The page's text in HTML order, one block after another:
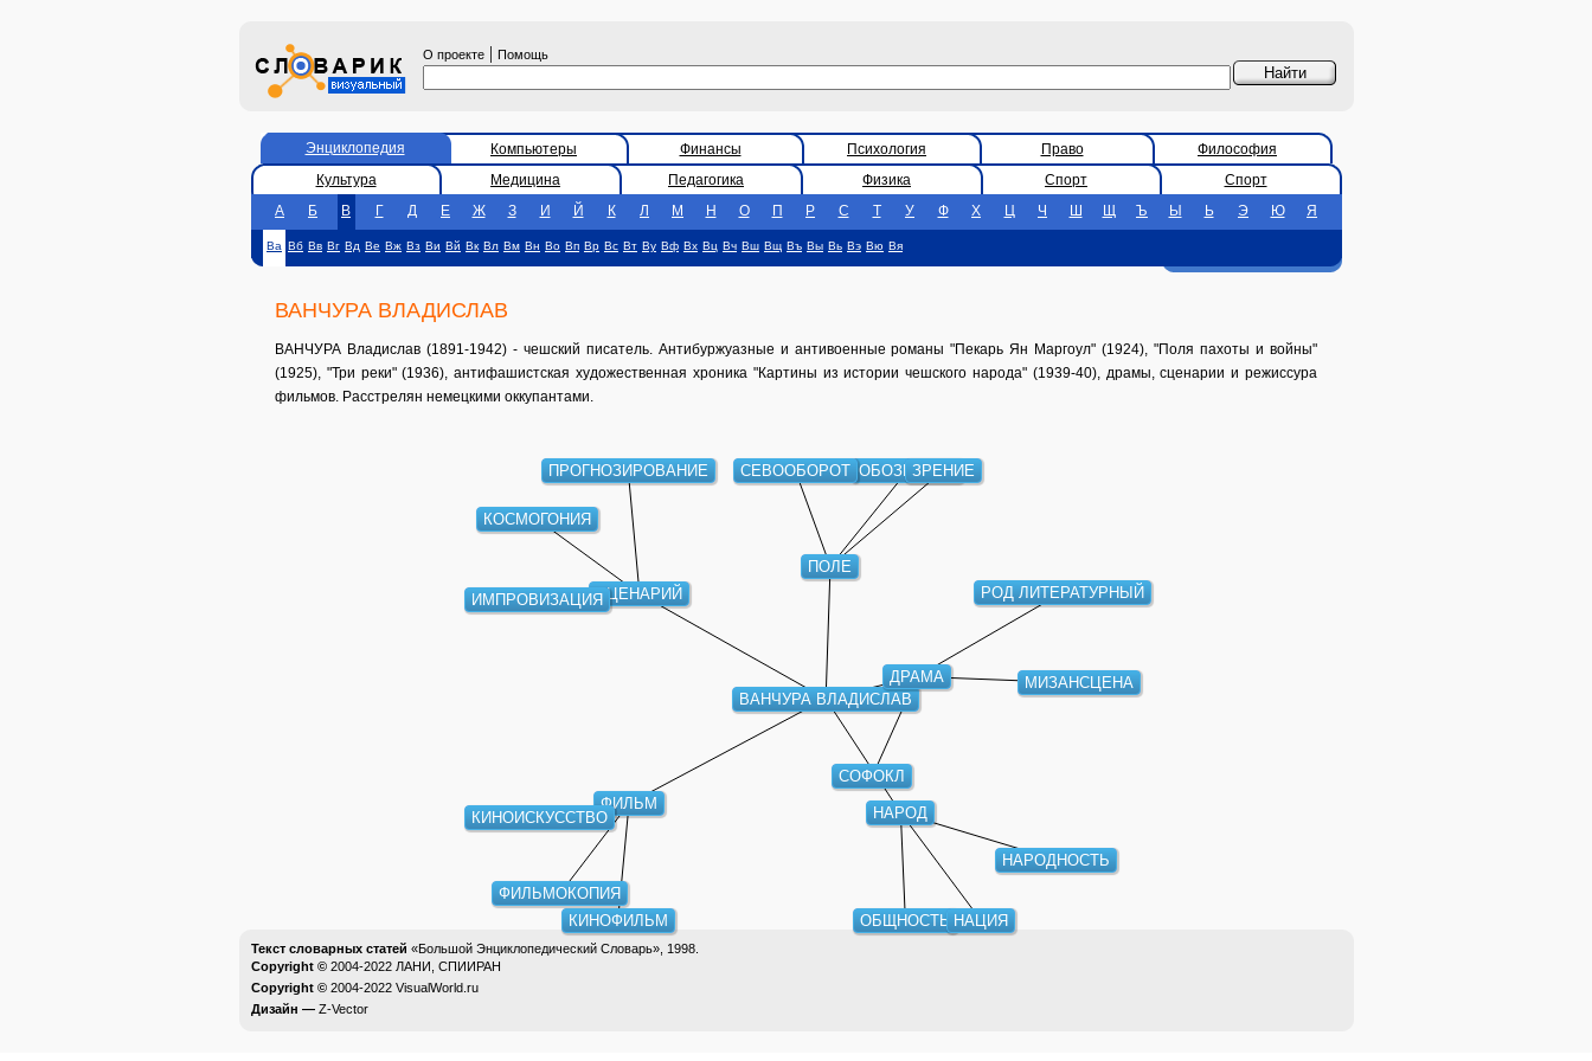
О проекте | Помощь
Энциклопедия Компьютеры Финансы Психология Право
Философия
Культура
Медицина Педагогика Физика Спорт
Спорт
А
Б В Г Д Е Ж З И Й К Л М Н О П Р С Т У Ф Х Ц Ч Ш Щ Ъ Ы Ь Э Ю Я
Ва Вб Вв Вг Вд Ве Вж Вз Ви Вй Вк Вл Вм Вн Во Вп Вр Вс Вт Ву Вф Вх Вц Вч Вш Вщ Въ Вы Вь Вэ Вю Вя
ВАНЧУРА ВЛАДИСЛАВ
ВАНЧУРА Владислав (1891-1942) - чешский писатель. Антибуржуазные и антивоенные романы "Пекарь Ян Маргоул" (1924), "Поля пахоты и войны"
(1925), "Три реки" (1936), антифашистская художественная хроника "Картины из истории чешского народа" (1939-40), драмы, сценарии и режиссура
фильмов. Расстрелян немецкими оккупантами.
ВАНЧУРА ВЛАДИСЛАВ
СЦЕНАРИЙ
ПОЛЕ
ДРАМА
ФИЛЬМ
НАРОД
ИМПРОВИЗАЦИЯ
КОСМОГОНИЯ
ПРОГНОЗИРОВАНИЕ ОБОЗРЕНИЕ
СЕВООБОРОТ ЗРЕНИЕ
МИЗАНСЦЕНА
РОД ЛИТЕРАТУРНЫЙ
СОФОКЛ
ФИЛЬМОКОПИЯ
КИНОИСКУССТВО
КИНОФИЛЬМ ОБЩНОСТЬ
НАРОДНОСТЬ
НАЦИЯ
Текст словарных статей «Большой Энциклопедический Словарь», 1998.
Copyright © 2004-2022 ЛАНИ, СПИИРАН
Copyright © 2004-2022 VisualWorld.ru
Дизайн — Z-Vector